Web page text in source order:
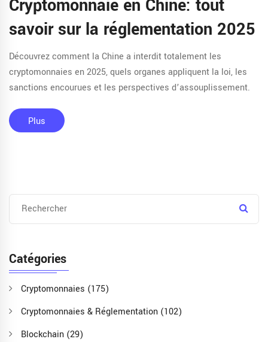
Cryptomonnaie en Chine: tout
savoir sur la réglementation 2025
Découvrez comment la Chine a interdit totalement les
cryptomonnaies en 2025, quels organes appliquent la loi, les
sanctions encourues et les perspectives d’assouplissement.
Plus
Catégories
Cryptomonnaies (175)
Cryptomonnaies & Réglementation (102)
Blockchain (29)